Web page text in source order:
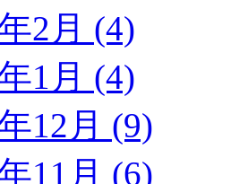
2月 (4)
1月 (4)
12月 (9)
11月 (6)